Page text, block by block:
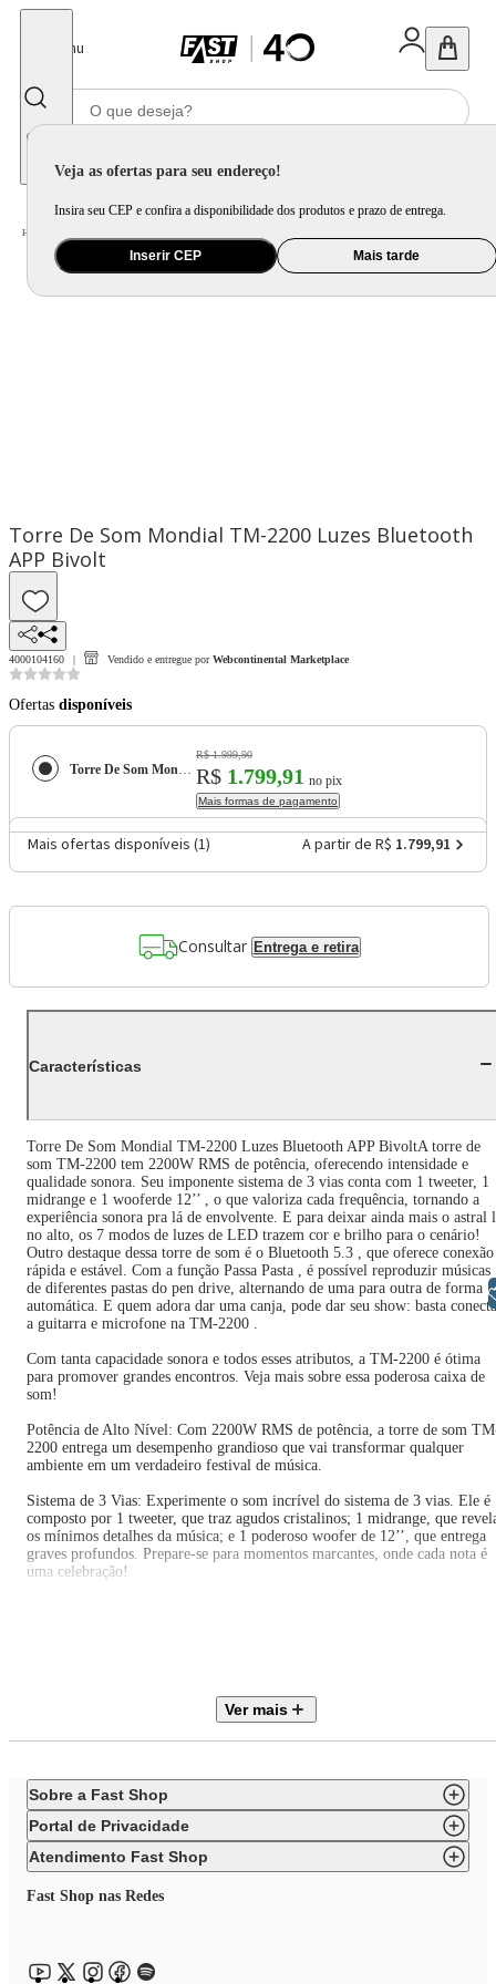
Menu
Veja as ofertas para seu endereço!
Insira seu CEP e confira a disponibilidade dos produtos e prazo de entrega.
Inserir CEP Mais tarde
Home
Torre De Som Mondial TM-2200 Luzes Bluetooth
APP Bivolt
4000104160 Vendido e entregue por Webcontinental Marketplace
Ofertas disponíveis
Torre De Som Mondial TM-2200 Luzes Bluetooth APP Bivolt
R$ 1.999,90
R$ 1.799,91 no pix
Mais formas de pagamento
Mais ofertas disponíveis (1) A partir de R$ 1.799,91
Consultar Entrega e retira
Características
Torre De Som Mondial TM-2200 Luzes Bluetooth APP BivoltA torre de
som TM-2200 tem 2200W RMS de potência, oferecendo intensidade e
qualidade sonora. Seu imponente sistema de 3 vias conta com 1 tweeter, 1
midrange e 1 wooferde 12’’ , o que valoriza cada frequência, tornando a
experiência sonora pra lá de envolvente. E para deixar ainda mais o astral
no alto, os 7 modos de luzes de LED trazem cor e brilho para o cenário!
Outro destaque dessa torre de som é o Bluetooth 5.3 , que oferece conexão
rápida e estável. Com a função Passa Pasta , é possível reproduzir músicas
de diferentes pastas do pen drive, alternando de uma para outra de forma
automática. E quem adora dar uma canja, pode dar seu show: basta
a guitarra e microfone na TM-2200 .
Com tanta capacidade sonora e todos esses atributos, a TM-2200 é ótima
para promover grandes encontros. Veja mais sobre essa poderosa caixa de
som!
Potência de Alto Nível: Com 2200W RMS de potência, a torre de som
2200 entrega um desempenho grandioso que vai transformar qualquer
ambiente em um verdadeiro festival de música.
Sistema de 3 Vias: Experimente o som incrível do sistema de 3 vias. Ele é
composto por 1 tweeter, que traz agudos cristalinos; 1 midrange, que
os mínimos detalhes da música; e 1 poderoso woofer de 12’’, que entrega
graves profundos. Prepare-se para momentos marcantes, onde cada nota é
uma celebração!
Controle pelo Celular: Baixe o aplicativo Mondial para ajustar a
Adicione Cor à Sua Festa: A função Led Color Lights conta com 7 modos
de luzes LED, que vibram ao som da música, criando uma atmosfera de
balada para animar ainda mais o ambiente.
Bluetooth 5.3: Tecnologia Bluetooth 5.3 para conexão rápida e estável,
áudio quase em tempo real e som de alta qualidade.
Especificações Técnicas:
Marca: Mondial
Tensão de entrada: Bivolt
Potência da saída RMS: 2220W
Ver mais
Sobre a Fast Shop
Portal de Privacidade
Atendimento Fast Shop
Fast Shop nas Redes
Libras